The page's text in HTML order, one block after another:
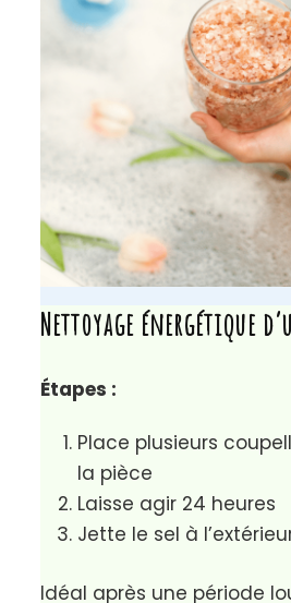
Nettoyage énergétique
Étapes :
Place plusieurs
la pièce
Jette le sel à l’extérieur
Idéal après une période
un nouveau départ.